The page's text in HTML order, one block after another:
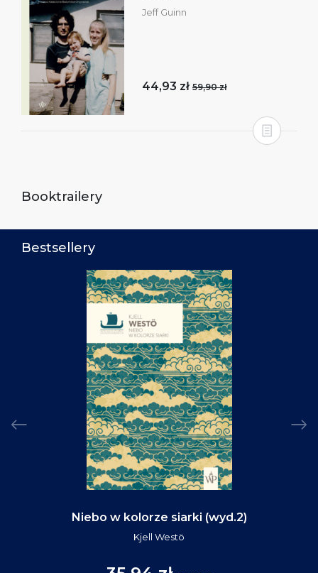
Jeff Guinn
44,93 zł 59,90 zł
Booktrailery
Bestsellery
Niebo w kolorze siarki (wyd.2)
Kjell Westö